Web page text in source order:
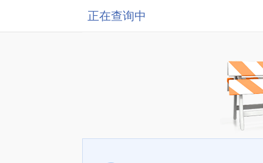
正在查询中